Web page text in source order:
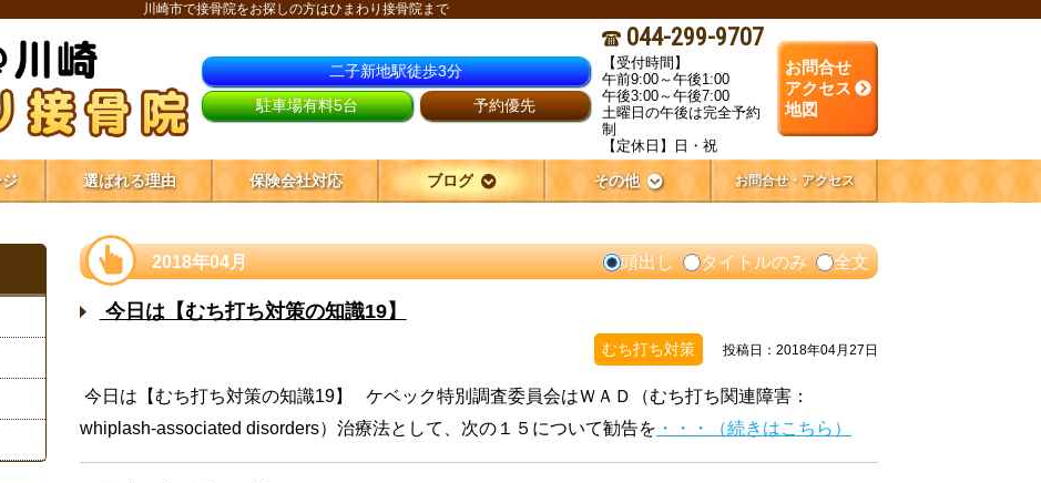
川崎市で接骨院をお探しの方はひまわり接骨院まで
二子新地駅徒歩3分
駐車場有料5台
予約優先
044-299-9707
【受付時間】
午前9:00～午後1:00
午後3:00～午後7:00
土曜日の午後は完全予約
制
【定休日】日・祝
お問合せ
アクセス
地図
選ばれる理由 保険会社対応 ブログ その他 お問合せ・アクセス
2018年04月 頭出し タイトルのみ 全文
今日は【むち打ち対策の知識19】
むち打ち対策 投稿日：2018年04月27日
今日は【むち打ち対策の知識19】 ケベック特別調査委員会はＷＡＤ（むち打ち関連障害：
whiplash-associated disorders）治療法として、次の１５について勧告を ・・・（続きはこちら）